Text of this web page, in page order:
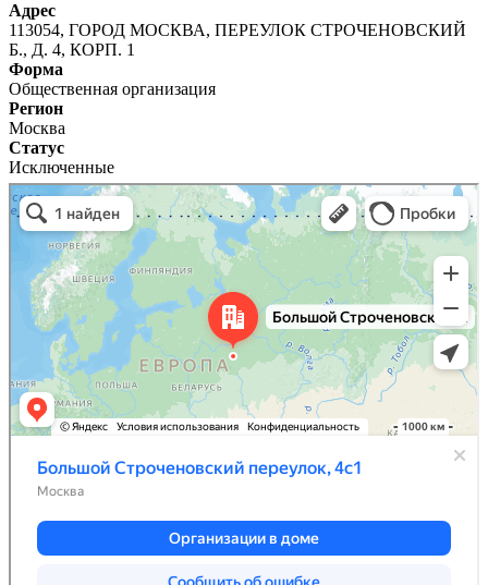
Адрес
113054, ГОРОД МОСКВА, ПЕРЕУЛОК СТРОЧЕНОВСКИЙ
Б., Д. 4, КОРП. 1
Форма
Общественная организация
Регион
Москва
Статус
Исключенные